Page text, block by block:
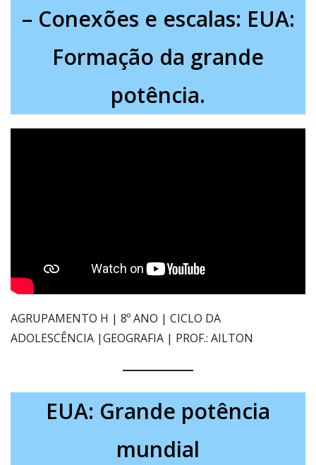
– Conexões e escalas: EUA:
Formação da grande
potência.
AGRUPAMENTO H | 8º ANO | CICLO DA
ADOLESCÊNCIA |GEOGRAFIA | PROF.: AILTON
EUA: Grande potência
mundial